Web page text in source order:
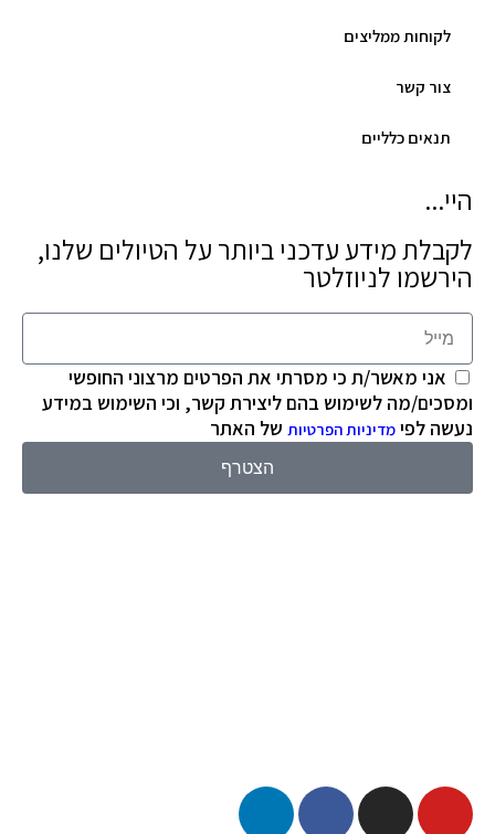
לקוחות ממליצים
צור קשר
תנאים כלליים
היי...
לקבלת מידע עדכני ביותר על הטיולים שלנו,
הירשמו לניוזלטר
אני מאשר/ת כי מסרתי את הפרטים מרצוני החופשי
ומסכים/מה לשימוש בהם ליצירת קשר, וכי השימוש במידע
נעשה לפי מדיניות הפרטיות של האתר
הצטרף